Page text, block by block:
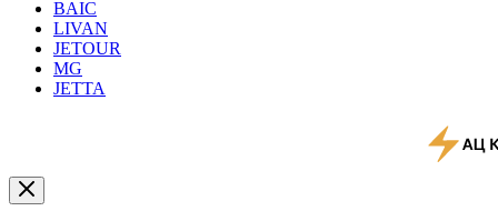
BAIC
LIVAN
JETOUR
MG
JETTA